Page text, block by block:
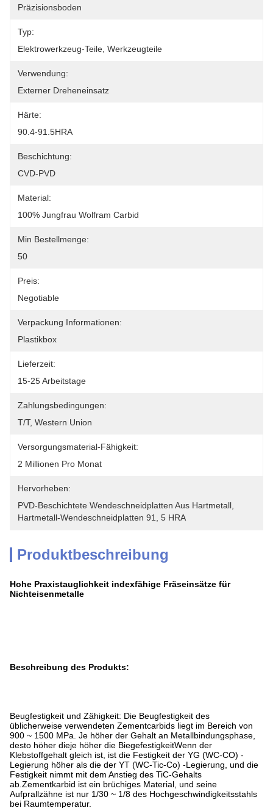
Präzisionsboden
Typ:
Elektrowerkzeug-Teile, Werkzeugteile
Verwendung:
Externer Dreheneinsatz
Härte:
90.4-91.5HRA
Beschichtung:
CVD-PVD
Material:
100% Jungfrau Wolfram Carbid
Min Bestellmenge:
50
Preis:
Negotiable
Verpackung Informationen:
Plastikbox
Lieferzeit:
15-25 Arbeitstage
Zahlungsbedingungen:
T/T, Western Union
Versorgungsmaterial-Fähigkeit:
2 Millionen Pro Monat
Hervorheben:
PVD-Beschichtete Wendeschneidplatten Aus Hartmetall
Hartmetall-Wendeschneidplatten 91
5 HRA
Produktbeschreibung
Hohe Praxistauglichkeit indexfähige Fräseinsätze für
Nichteisenmetalle
Beschreibung des Produkts:
Beugfestigkeit und Zähigkeit: Die Beugfestigkeit des
üblicherweise verwendeten Zementcarbids liegt im Bereich von
900 ~ 1500 MPa. Je höher der Gehalt an Metallbindungsphase,
desto höher dieje höher die BiegefestigkeitWenn der
Klebstoffgehalt gleich ist, ist die Festigkeit der YG (WC-CO) -
Legierung höher als die der YT (WC-Tic-Co) -Legierung, und die
Festigkeit nimmt mit dem Anstieg des TiC-Gehalts
ab.Zementkarbid ist ein brüchiges Material, und seine
Aufprallzähne ist nur 1/30 ~ 1/8 des Hochgeschwindigkeitsstahls
bei Raumtemperatur.